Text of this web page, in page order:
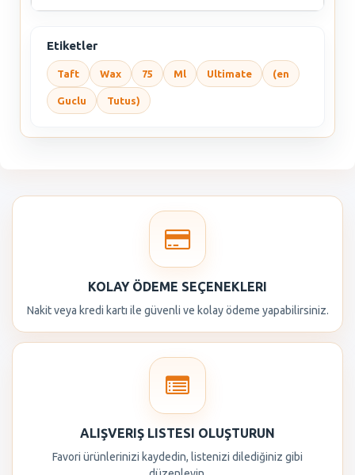
Etiketler
Taft Wax 75 Ml Ultimate (en
Guclu Tutus)
KOLAY ÖDEME SEÇENEKLERI
Nakit veya kredi kartı ile güvenli ve kolay ödeme yapabilirsiniz.
ALIŞVERIŞ LISTESI OLUŞTURUN
Favori ürünlerinizi kaydedin, listenizi dilediğiniz gibi